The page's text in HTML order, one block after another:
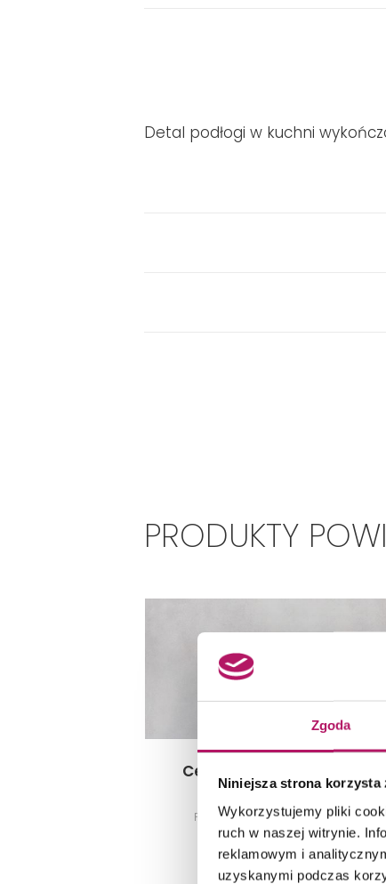
Zgoda
Niniejsza strona korzysta
Wykorzystujemy pliki
ruch w naszej witrynie.
reklamowym i
uzyskanymi podczas
Detal podłogi w kuchni
PRODUKTY
Cerrad Batista Dust 20956
Płytka uniwersalna, 29,7x59,7 cm
94,80 PLN